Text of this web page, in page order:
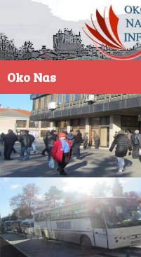
Oko Nas
SADRŽAJ